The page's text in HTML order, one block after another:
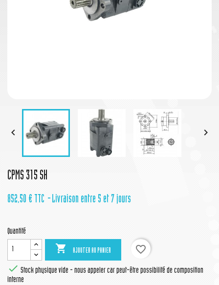
 
CPMS 315 SH
852,50 € TTC Livraison entre 5 et 7 jours
Quantité
 AJOUTER AU PANIER
favorite_border
 Stock physique vide - nous appeler car peut-être possibilité de composition
interne